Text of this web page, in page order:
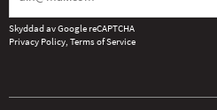
Skyddad av Google reCAPTCHA
Privacy Policy, Terms of Service